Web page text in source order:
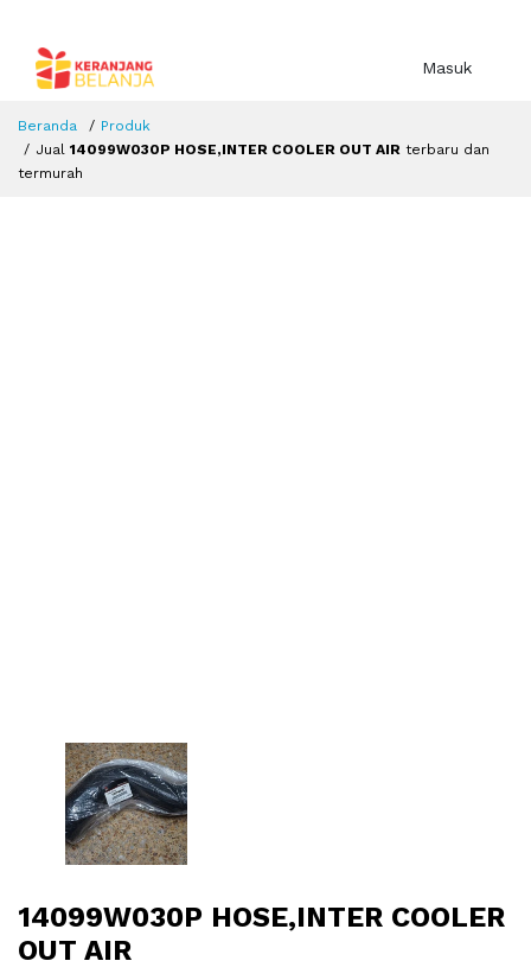
Masuk
Beranda
Produk
Jual 14099W030P HOSE,INTER COOLER OUT AIR terbaru dan
termurah
14099W030P HOSE,INTER COOLER
OUT AIR